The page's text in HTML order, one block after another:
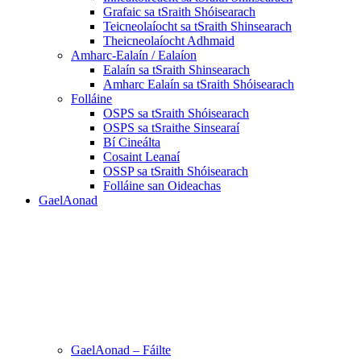
Grafaic sa tSraith Shóisearach
Teicneolaíocht sa tSraith Shinsearach
Theicneolaíocht Adhmaid
Amharc-Ealaín / Ealaíon
Ealaín sa tSraith Shinsearach
Amharc Ealaín sa tSraith Shóisearach
Folláine
OSPS sa tSraith Shóisearach
OSPS sa tSraithe Sinsearaí
Bí Cineálta
Cosaint Leanaí
OSSP sa tSraith Shóisearach
Folláine san Oideachas
GaelAonad
GaelAonad – Fáilte